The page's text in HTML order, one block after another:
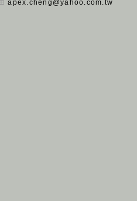
apex.cheng@yahoo.com.tw